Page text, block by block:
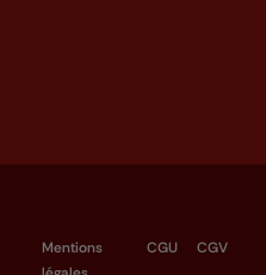
Mentions
CGU CGV